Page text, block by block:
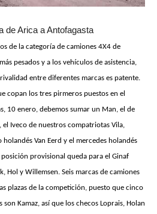
de Arica a Antofagasta
de la categoría de camiones 4X4 de
pesados y a los vehículos de asistencia,
entre diferentes marcas es patente.
copan los tres pirmeros puestos en el
10 enero, debemos sumar un Man, el de
el Iveco de nuestros compatriotas Vila,
Van Eerd y el mercedes holandés
provisional queda para el Ginaf
Hol y Willemsen. Seis marcas de camiones
plazas de la competición, puesto que cinco
Kamaz, así que los checos Loprais, Holan